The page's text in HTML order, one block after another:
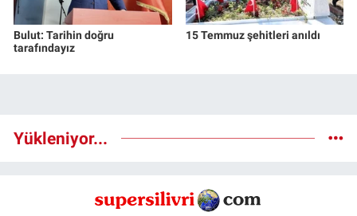
Bulut: Tarihin doğru
tarafındayız
15 Temmuz şehitleri anıldı
Yükleniyor...